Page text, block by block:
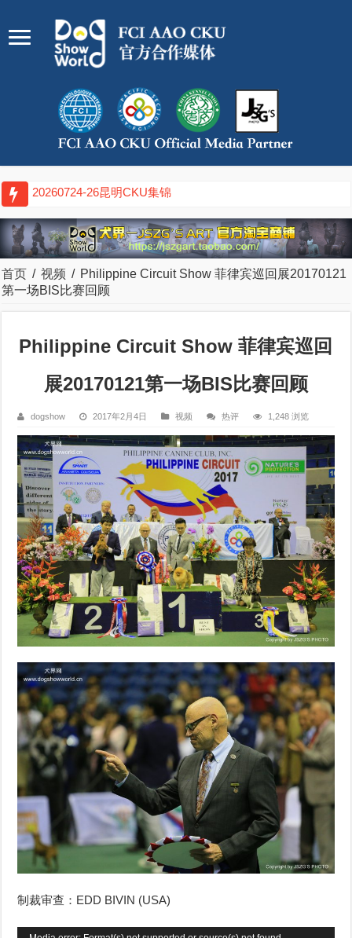
20260724-26昆明CKU集锦
首页 / 视频 / Philippine Circuit Show 菲律宾巡回展20170121
第一场BIS比赛回顾
Philippine Circuit Show 菲律宾巡回
展20170121第一场BIS比赛回顾
dogshow 2017年2月4日 视频 热评 1,248 浏览
制裁审查：EDD BIVIN (USA)